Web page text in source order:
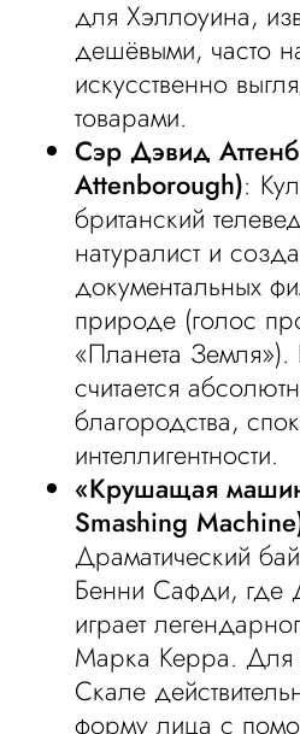
для Хэллоуина,
дешёвыми, часто
искусственно
товарами.
Сэр Дэвид
Attenborough):
британский
натуралист и
документальных
природе (голос
«Планета
считается
благородства,
интеллигентности.
«Крушащая
Smashing
Драматический
Бенни Сафди, где
играет
Марка Керра. Для
Скале
форму лица с